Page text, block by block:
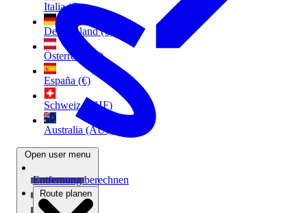
Italia (€)
Deutschland (€)
Österreich (€)
España (€)
Schweiz (CHF)
Australia (AU$)
Open user menu
Entfernung berechnen
Route planen